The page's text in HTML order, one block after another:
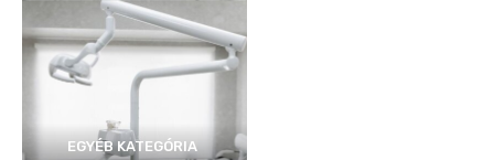
EGYÉB KATEGÓRIA